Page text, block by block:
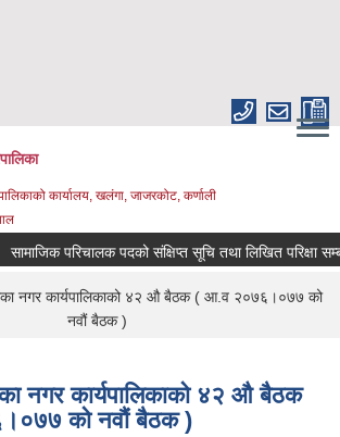
कार्यालय, खलंगा, जाजरकोट, कर्णाली
परिचालक पदको संक्षिप्त सूचि तथा लिखित परिक्षा सम्बन्धमा
नगर कार्यपालिकाको ४२ औ बैठक ( आ.व २०७६।०७७ को
नवौं बैठक )
नगर कार्यपालिकाको ४२ औ बैठक
को नवौं बैठक )